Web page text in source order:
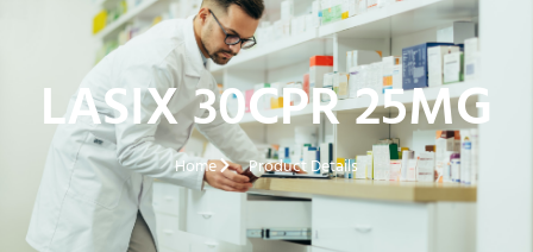
LASIX 30CPR 25MG
Home Product Details